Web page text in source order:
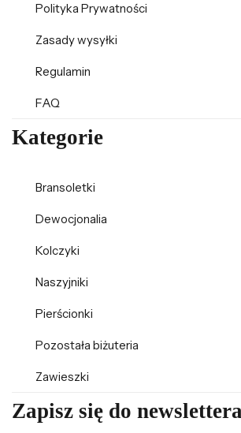
Polityka Prywatności
Zasady wysyłki
Regulamin
FAQ
Kategorie
Bransoletki
Dewocjonalia
Kolczyki
Naszyjniki
Pierścionki
Pozostała biżuteria
Zawieszki
Zapisz się do newslettera